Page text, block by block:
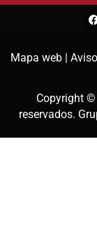
Mapa web |
Copyright
reservados.